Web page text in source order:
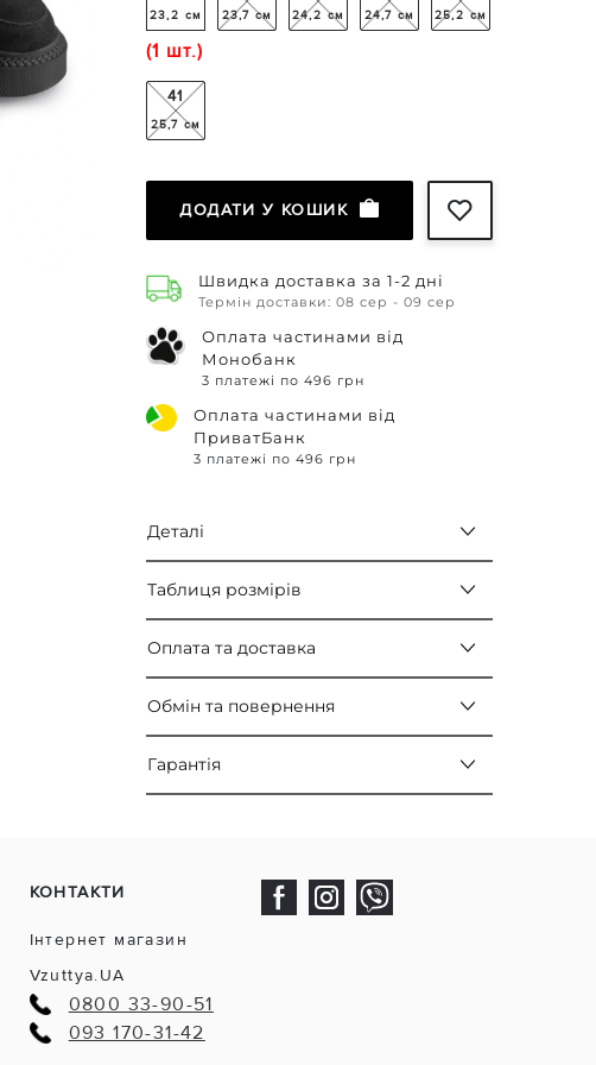
23,2 см
(1 шт.)
23,7 см 24,2 см 24,7 см 25,2 см
41
25,7 см
ДОДАТИ У КОШИК
Швидка доставка за 1-2 дні
Термін доставки: 08 сер - 09 сер
Оплата частинами від
Монобанк
3 платежі по 496 грн
Оплата частинами від
ПриватБанк
3 платежі по 496 грн
Деталі
Таблиця розмірів
Оплата та доставка
Обмін та повернення
Гарантія
КОНТАКТИ
Інтернет магазин
Vzuttya.UA
0800 33-90-51
093 170-31-42